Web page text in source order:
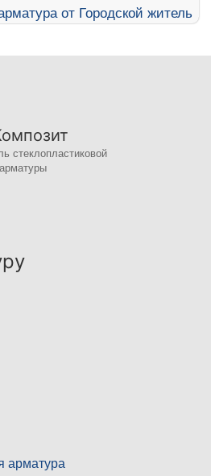
стеклопластиковой
арматура